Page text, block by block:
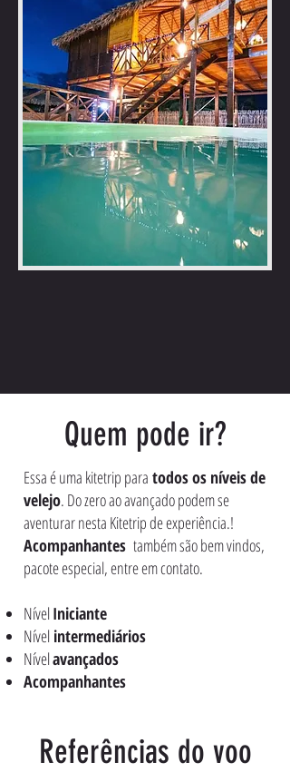
Quem pode ir?
Essa é uma kitetrip para todos os níveis de
velejo. Do zero ao avançado podem se
aventurar nesta Kitetrip de experiência.!
Acompanhantes também são bem vindos,
pacote especial, entre em contato.
NívelIniciante
Nível intermediários
Nívelavançados
Acompanhantes
Referências do voo